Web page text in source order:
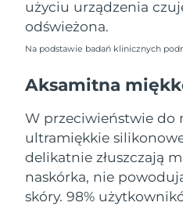
użyciu urządzenia
odświeżona.
Na podstawie badań klinicznych
Aksamitna
W przeciwieństwie do
ultramiękkie
delikatnie złuszczają
naskórka, nie
skóry. 98%
Singapur
Słowacja
Słowenia
Republika
Południowej Afryki